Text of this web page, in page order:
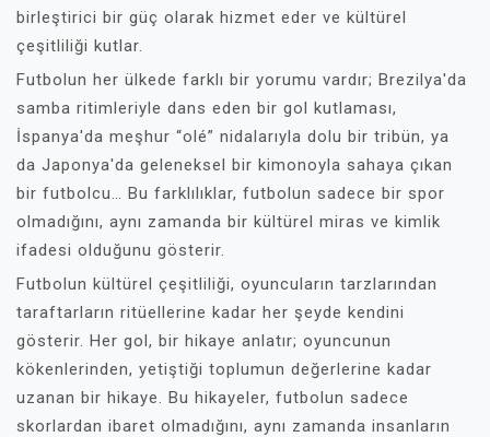
birleştirici bir güç olarak hizmet eder ve kültürel
çeşitliliği kutlar.
Futbolun her ülkede farklı bir yorumu vardır; Brezilya'da
samba ritimleriyle dans eden bir gol kutlaması,
İspanya'da meşhur “olé” nidalarıyla dolu bir tribün, ya
da Japonya'da geleneksel bir kimonoyla sahaya çıkan
bir futbolcu… Bu farklılıklar, futbolun sadece bir spor
olmadığını, aynı zamanda bir kültürel miras ve kimlik
ifadesi olduğunu gösterir.
Futbolun kültürel çeşitliliği, oyuncuların tarzlarından
taraftarların ritüellerine kadar her şeyde kendini
gösterir. Her gol, bir hikaye anlatır; oyuncunun
kökenlerinden, yetiştiği toplumun değerlerine kadar
uzanan bir hikaye. Bu hikayeler, futbolun sadece
skorlardan ibaret olmadığını, aynı zamanda insanların